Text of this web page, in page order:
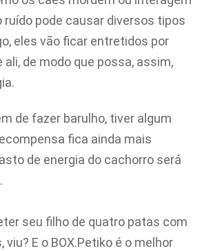
ruído pode causar diversos tipos
eles vão ficar entretidos por
de modo que possa, assim,
de fazer barulho, tiver algum
fica ainda mais
de energia do cachorro será
seu filho de quatro patas com
E o BOX.Petiko é o melhor